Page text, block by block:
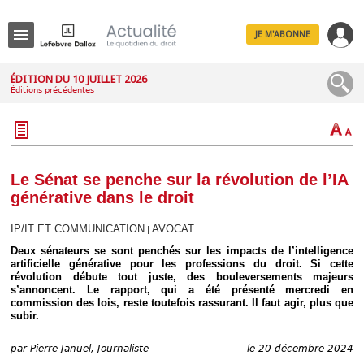
JE M'ABONNE
ÉDITION DU 10 JUILLET 2026
Éditions précédentes
Le Sénat se penche sur la révolution de l’IA
générative dans le droit
IP/IT ET COMMUNICATION
AVOCAT
Deux sénateurs se sont penchés sur les impacts de l’intelligence
artificielle générative pour les professions du droit. Si cette
révolution débute tout juste, des bouleversements majeurs
s’annoncent. Le rapport, qui a été présenté mercredi en
commission des lois, reste toutefois rassurant. Il faut agir, plus que
subir.
par Pierre Januel, Journaliste le 20 décembre 2024